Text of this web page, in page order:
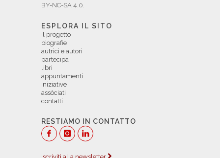
BY-NC-SA 4.0.
ESPLORA IL SITO
il progetto
biografie
autrici e autori
partecipa
libri
appuntamenti
iniziative
assòciati
contatti
RESTIAMO IN CONTATTO